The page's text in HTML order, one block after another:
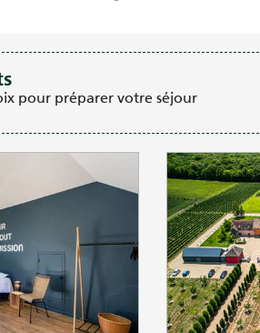
pour préparer votre séjour